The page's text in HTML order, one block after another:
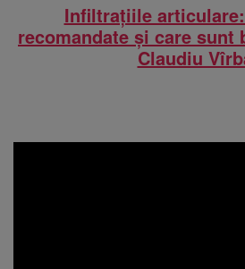
Infiltrațiile
recomandate și care sunt
Claudiu